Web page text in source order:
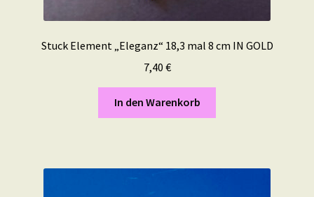
Stuck Element „Eleganz“ 18,3 mal 8 cm IN GOLD
7,40 €
In den Warenkorb